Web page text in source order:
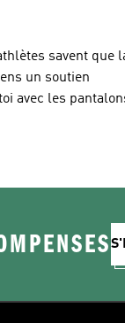
savent que
un soutien
avec les